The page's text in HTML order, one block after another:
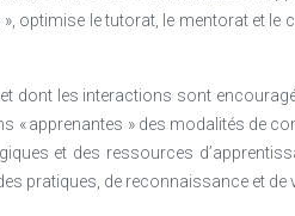
», optimise le tutorat, le mentorat et
dont les interactions sont
« apprenantes » des modalités de
et des ressources
pratiques, de reconnaissance et